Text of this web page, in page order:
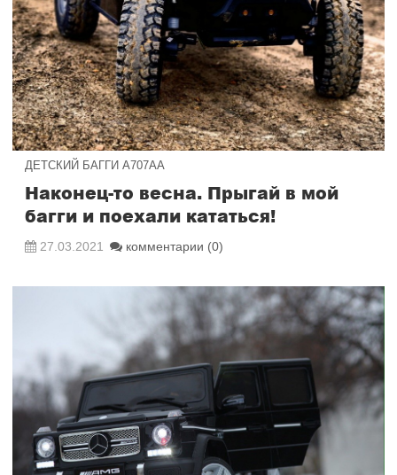
ДЕТСКИЙ БАГГИ А707АА
Наконец-то весна. Прыгай в мой
багги и поехали кататься!
27.03.2021 комментарии (0)